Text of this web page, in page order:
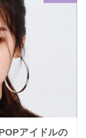
アイドルの